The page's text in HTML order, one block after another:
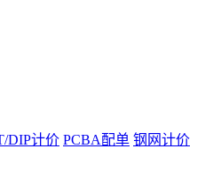
DIP计价 PCBA配单 钢网计价